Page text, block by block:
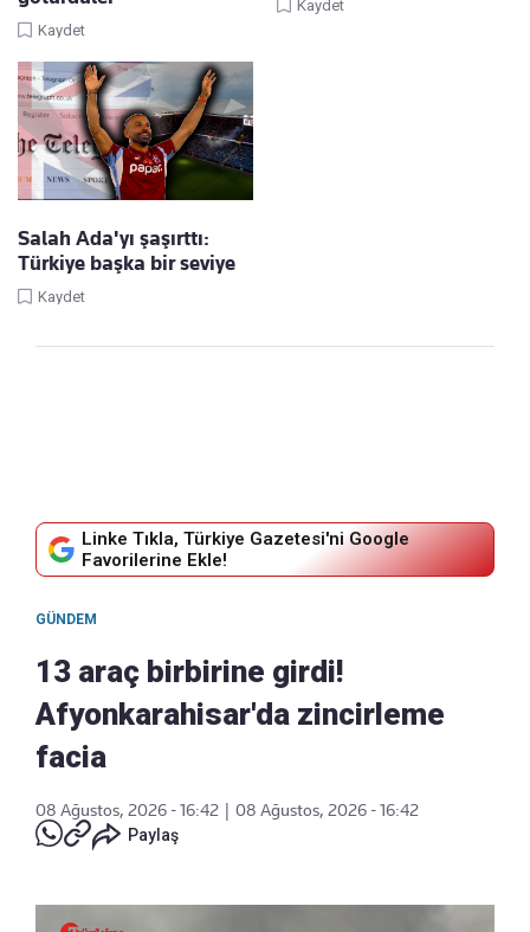
Kaydet
Kaydet
Salah Ada'yı şaşırttı:
Türkiye başka bir seviye
Kaydet
Linke Tıkla, Türkiye Gazetesi'ni Google
Favorilerine Ekle!
GÜNDEM
13 araç birbirine girdi!
Afyonkarahisar'da zincirleme
facia
08 Ağustos, 2026 - 16:42
08 Ağustos, 2026 - 16:42
Paylaş